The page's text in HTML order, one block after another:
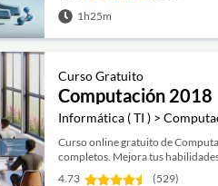
1h25m
Curso Gratuito
Computación 2018
Informática ( TI ) >
Curso online gratuito de
completos. Mejora tus
4.73
(529)